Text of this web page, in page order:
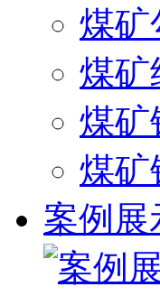
煤矿
煤矿
煤矿
煤矿
案例展